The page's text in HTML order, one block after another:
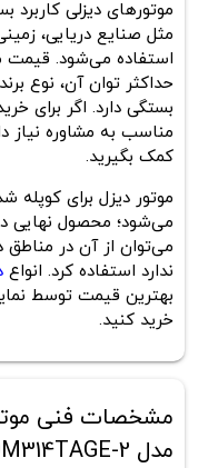
موتورهای دیزلی کاربرد
مثل صنایع دریایی،
استفاده می‌شود. قیمت
حداکثر توان آن، نوع
بستگی دارد. اگر برای
مناسب به مشاوره نیاز
کمک بگیرید.
موتور دیزل برای کوپله
می‌شود؛ محصول نهایی
می‌توان از آن در مناطق
ندارد استفاده کرد. انواع
بهترین قیمت توسط
خرید کنید.
مدل OM314TAGE-2